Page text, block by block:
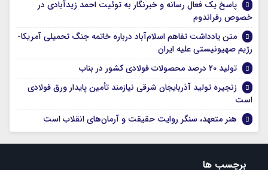
پاسخ یک فعال رسانه و خبرنگار به توئیت احمد زیدآبادی در
خصوص رفراندوم
متن یادداشت تفاهم اسلام‌آباد درباره خاتمه جنگ تحمیلی آمریکا-
رژیم صهیونیستی علیه ایران
تولید ۲۰ درصد محصولات فولادی کشور در بناب
زنجیره تولید آذربایجان شرقی نیازمند تأمین پایدار ورق فولادی
است
هنر متعهد، سنگر روایت حقیقت و آرمان‌های انقلاب است
برچسب ها